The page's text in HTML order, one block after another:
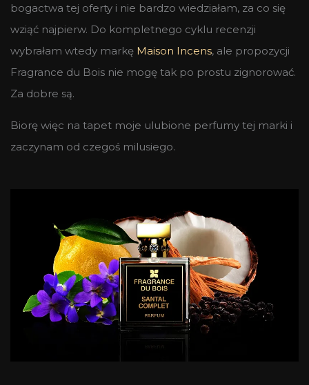
bogactwa tej oferty i nie bardzo wiedziałam, za co się
wziąć najpierw. Do kompletnego cyklu recenzji
wybrałam wtedy markę Maison Incens, ale propozycji
Fragrance du Bois nie mogę tak po prostu zignorować.
Za dobre są.
Biorę więc na tapet moje ulubione perfumy tej marki i
zaczynam od czegoś milusiego.